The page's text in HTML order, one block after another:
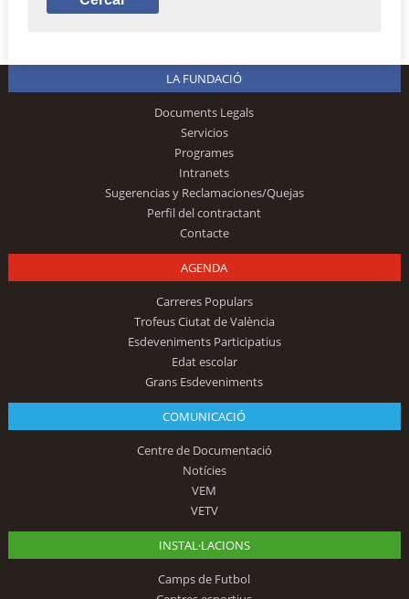
LA FUNDACIÓ
Documents Legals
Servicios
Programes
Intranets
Sugerencias y Reclamaciones/Quejas
Perfil del contractant
Contacte
AGENDA
Carreres Populars
Trofeus Ciutat de València
Esdeveniments Participatius
Edat escolar
Grans Esdeveniments
COMUNICACIÓ
Centre de Documentació
Notícies
VEM
VETV
INSTAL·LACIONS
Camps de Futbol